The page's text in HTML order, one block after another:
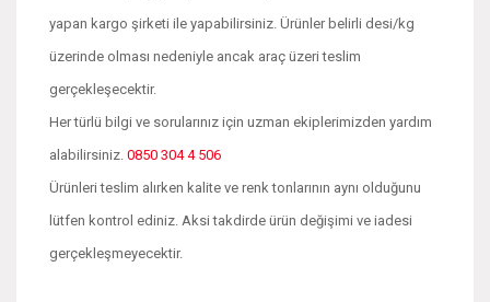
yapan kargo şirketi ile yapabilirsiniz. Ürünler belirli desi/kg
üzerinde olması nedeniyle ancak araç üzeri teslim
gerçekleşecektir.
Her türlü bilgi ve sorularınız için uzman ekiplerimizden yardım
alabilirsiniz. 0850 304 4 506
Ürünleri teslim alırken kalite ve renk tonlarının aynı olduğunu
lütfen kontrol ediniz. Aksi takdirde ürün değişimi ve iadesi
gerçekleşmeyecektir.